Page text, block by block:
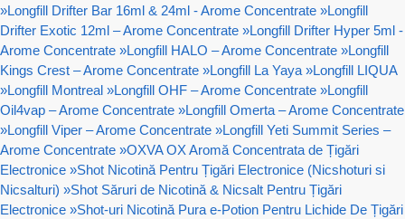
»Longfill Drifter Bar 16ml & 24ml - Arome Concentrate »Longfill
Drifter Exotic 12ml – Arome Concentrate »Longfill Drifter Hyper 5ml -
Arome Concentrate »Longfill HALO – Arome Concentrate »Longfill
Kings Crest – Arome Concentrate »Longfill La Yaya »Longfill LIQUA
»Longfill Montreal »Longfill OHF – Arome Concentrate »Longfill
Oil4vap – Arome Concentrate »Longfill Omerta – Arome Concentrate
»Longfill Viper – Arome Concentrate »Longfill Yeti Summit Series –
Arome Concentrate »OXVA OX Aromă Concentrata de Țigări
Electronice »Shot Nicotină Pentru Țigări Electronice (Nicshoturi si
Nicsalturi) »Shot Săruri de Nicotină & Nicsalt Pentru Țigări
Electronice »Shot-uri Nicotină Pura e-Potion Pentru Lichide De Țigări